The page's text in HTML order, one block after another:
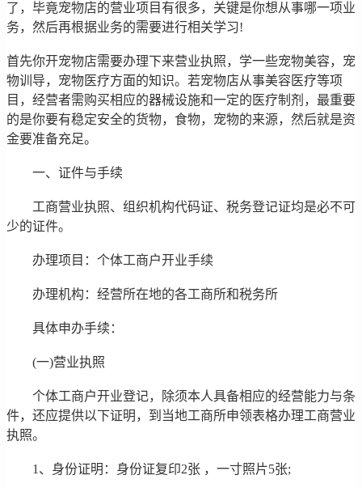
了，毕竟宠物店的营业项目有很多，关键是你想从事哪一项业
务，然后再根据业务的需要进行相关学习!
首先你开宠物店需要办理下来营业执照，学一些宠物美容，宠
物训导，宠物医疗方面的知识。若宠物店从事美容医疗等项
目，经营者需购买相应的器械设施和一定的医疗制剂，最重要
的是你要有稳定安全的货物，食物，宠物的来源，然后就是资
金要准备充足。
一、证件与手续
工商营业执照、组织机构代码证、税务登记证均是必不可
少的证件。
办理项目：个体工商户开业手续
办理机构：经营所在地的各工商所和税务所
具体申办手续：
(一)营业执照
个体工商户开业登记，除须本人具备相应的经营能力与条
件，还应提供以下证明，到当地工商所申领表格办理工商营业
执照。
1、身份证明：身份证复印2张 ，一寸照片5张;